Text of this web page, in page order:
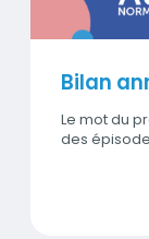
Bilan
Le mot du
des